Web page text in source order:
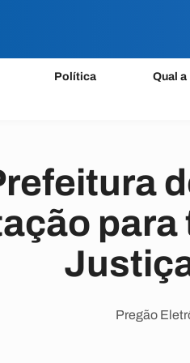
Política Qual a
Pregão